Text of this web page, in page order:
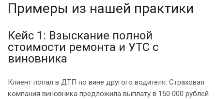
Примеры из нашей практики
Кейс 1: Взыскание полной
стоимости ремонта и УТС с
виновника
Клиент попал в ДТП по вине другого водителя. Страховая
компания виновника предложила выплату в 150 000 рублей